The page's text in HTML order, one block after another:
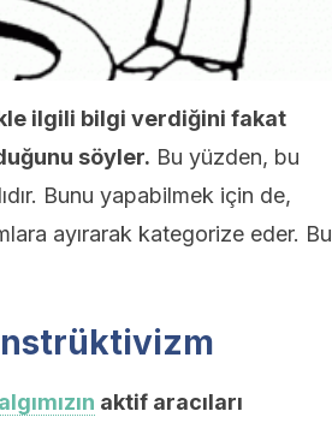
ilgili bilgi verdiğini fakat
söyler. Bu yüzden, bu
Bunu yapabilmek için de,
ayırarak kategorize eder. Bu
algımızın aktif aracıları